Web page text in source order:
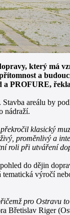
který má
a
a PROFURE,
areálu by
nádraží.
klasický
proměnlivý a
roli při utváření
do dějin
výročí
pro Ostravu
Břetislav Riger